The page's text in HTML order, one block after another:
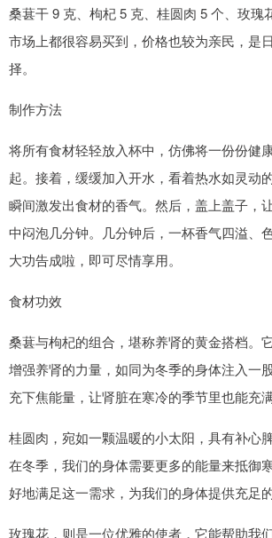
桑葚干 9 克、枸杞 5 克、桂圆肉 5 个、玫瑰
市场上都很容易买到，价格也较为亲民，是
择。
制作方法
将所有食材轻轻放入杯中，仿佛将一份份健
起。接着，缓缓加入开水，看着热水如灵动
瞬间激发出食材的香气。然后，盖上盖子，
中闷泡几分钟。几分钟后，一杯香气四溢、
大功告成啦，即可尽情享用。
食材功效
桑葚与枸杞的组合，堪称养肾的黄金搭档。
增强养肾的力量，如同为冬季的身体注入一
充下焦能量，让肾脏在寒冷的季节里也能充满
桂圆肉，宛如一颗温暖的小太阳，具有补心
在冬季，我们的身体需要更多的能量来抵御
好地满足这一需求，为我们的身体提供充足
玫瑰花，则是一位优雅的使者，它能帮助我